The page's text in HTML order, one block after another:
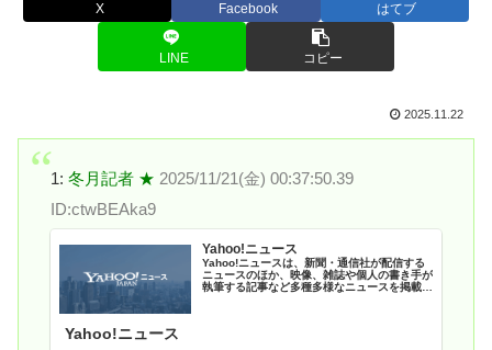
X Facebook はてブ
LINE コピー
2025.11.22
1: 冬月記者 ★ 2025/11/21(金) 00:37:50.39
ID:ctwBEAka9
Yahoo!ニュース
Yahoo!ニュースは、新聞・通信社が配信する
ニュースのほか、映像、雑誌や個人の書き手が
執筆する記事など多種多様なニュースを掲載し
Yahoo!ニュース